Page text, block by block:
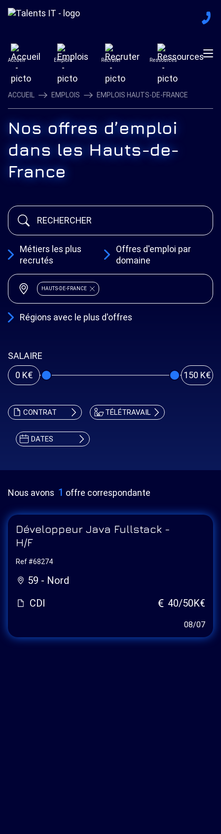
Accueil Emplois Recruter Ressources
ACCUEIL EMPLOIS EMPLOIS HAUTS-DE-FRANCE
Nos offres d’emploi
dans les Hauts-de-
France
Métiers les plus
recrutés
Offres d'emploi par
domaine
HAUTS-DE-FRANCE
Régions avec le plus d'offres
SALAIRE
0 K€
150 K€
CONTRAT TÉLÉTRAVAIL
DATES
Nous avons 1 offre correspondante
Développeur Java Fullstack -
H/F
Ref #68274
59 - Nord
CDI
40/50K€
08/07